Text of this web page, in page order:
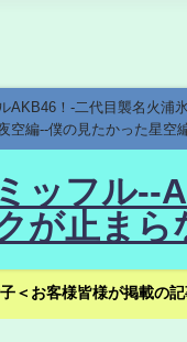
AKB46！-二代目襲名火浦
空編--僕の見たかった星空
ッフル--
が止まら
＜お客様皆様が掲載の